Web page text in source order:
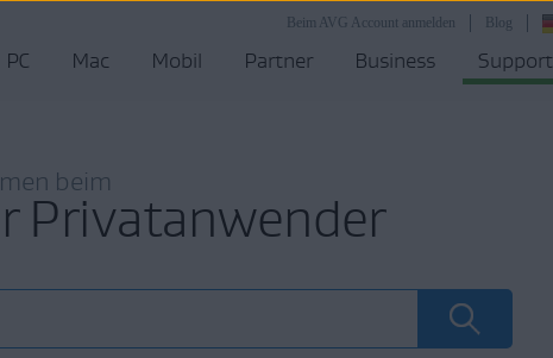
Blog
Beim AVG Account anmelden
PC Mac Mobil Partner Business Support
beim
Privatanwender